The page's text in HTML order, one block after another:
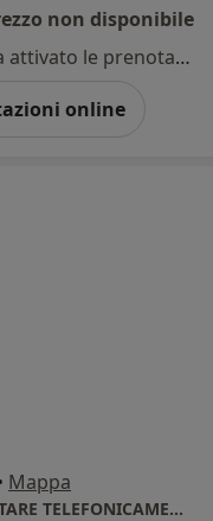
non disponibile
Questo dottore non ha ancora attivato le prenotazioni online presso questo indirizzo.
online
Mappa
Studio Dr. Diego Sedda - CONTATTARE TELEFONICAMENTE PER ULTERIORI DISPONIBILITA' ORARIE